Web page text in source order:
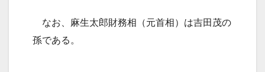
なお、麻生太郎財務相（元首相）は吉田茂の
孫である。